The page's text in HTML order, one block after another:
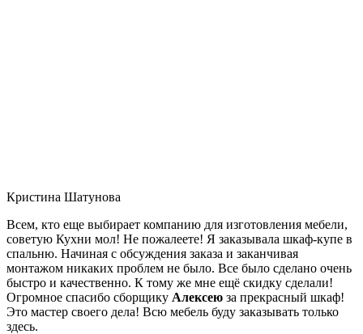
Кристина Шатунова
Всем, кто еще выбирает компанию для изготовления мебели,
советую Кухни мол! Не пожалеете! Я заказывала шкаф-купе в
спальню. Начиная с обсуждения заказа и заканчивая
монтажом никаких проблем не было. Все было сделано очень
быстро и качественно. К тому же мне ещё скидку сделали!
Огромное спасибо сборщику Алексею за прекрасный шкаф!
Это мастер своего дела! Всю мебель буду заказывать только
здесь.